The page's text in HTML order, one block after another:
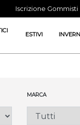
Iscrizione Gommisti
ESTIVI
MARCA